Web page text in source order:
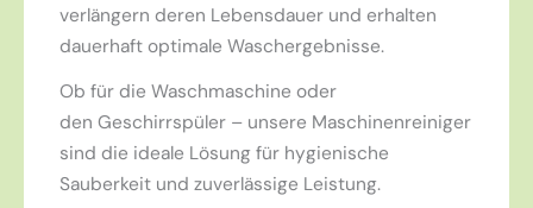
verlängern deren Lebensdauer und erhalten
dauerhaft optimale Waschergebnisse.
Ob für die Waschmaschine oder
den Geschirrspüler – unsere Maschinenreiniger
sind die ideale Lösung für hygienische
Sauberkeit und zuverlässige Leistung.